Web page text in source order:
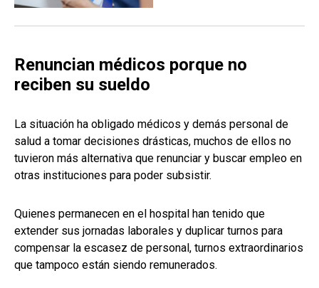
Renuncian médicos porque no
reciben su sueldo
La situación ha obligado médicos y demás personal de
salud a tomar decisiones drásticas, muchos de ellos no
tuvieron más alternativa que renunciar y buscar empleo en
otras instituciones para poder subsistir.
Quienes permanecen en el hospital han tenido que
extender sus jornadas laborales y duplicar turnos para
compensar la escasez de personal, turnos extraordinarios
que tampoco están siendo remunerados.